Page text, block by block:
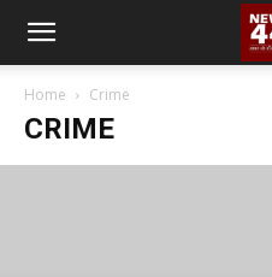
Home Crime
CRIME